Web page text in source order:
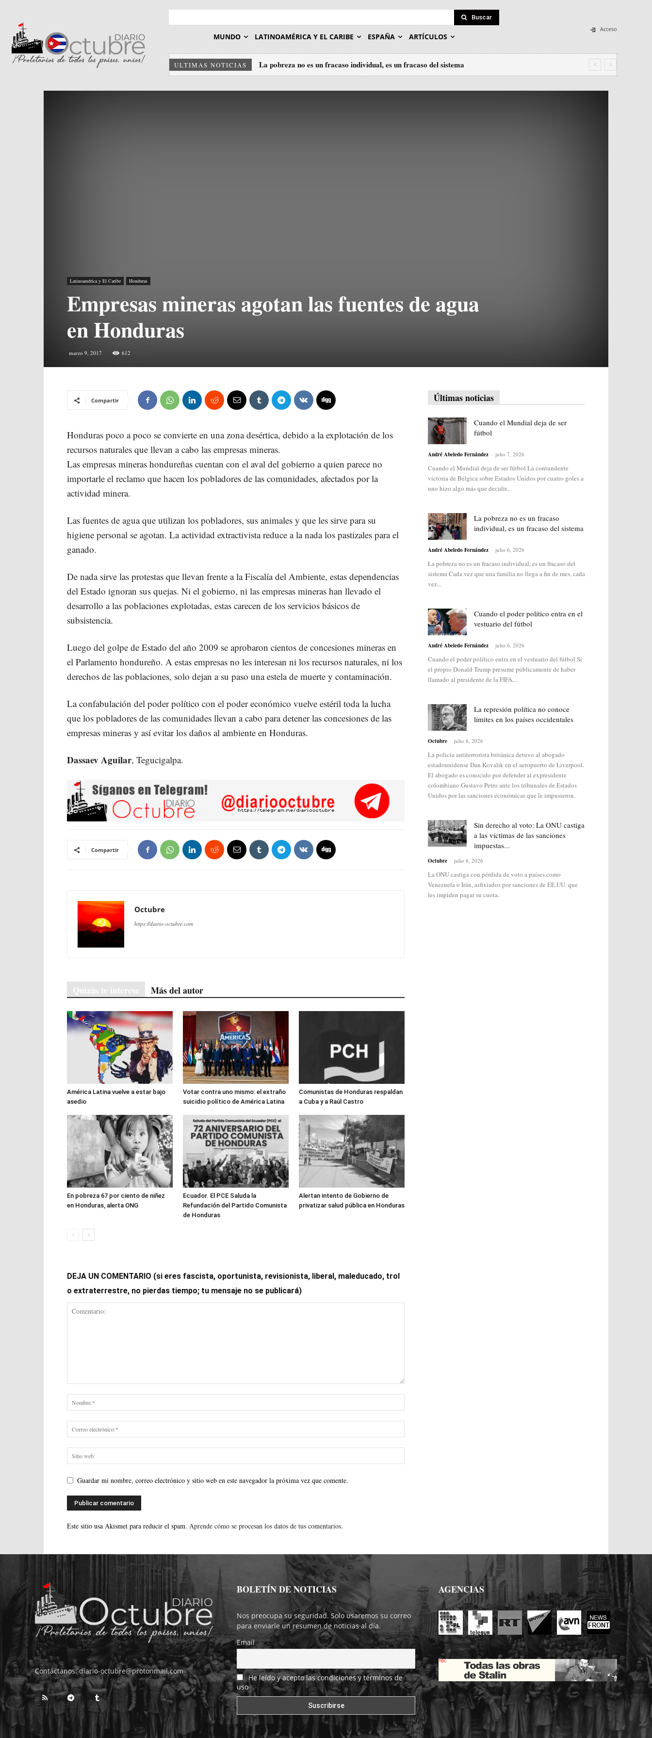
Buscar
MUNDO LATINOAMÉRICA Y EL CARIBE ESPAÑA ARTÍCULOS
Acceso
ULTIMAS NOTICIAS La pobreza no es un fracaso individual, es un fracaso del sistema
Latinoamérica y El Caribe Honduras
Empresas mineras agotan las fuentes de agua
en Honduras
marzo 9, 2017 612
Compartir
Honduras poco a poco se convierte en una zona desértica, debido a la explotación de los
recursos naturales que llevan a cabo las empresas mineras.
Las empresas mineras hondureñas cuentan con el aval del gobierno a quien parece no
importarle el reclamo que hacen los pobladores de las comunidades, afectados por la
actividad minera.
Las fuentes de agua que utilizan los pobladores, sus animales y que les sirve para su
higiene personal se agotan. La actividad extractivista reduce a la nada los pastizales para el
ganado.
De nada sirve las protestas que llevan frente a la Fiscalía del Ambiente, estas dependencias
del Estado ignoran sus quejas. Ni el gobierno, ni las empresas mineras han llevado el
desarrollo a las poblaciones explotadas, estas carecen de los servicios básicos de
subsistencia.
Luego del golpe de Estado del año 2009 se aprobaron cientos de concesiones mineras en
el Parlamento hondureño. A estas empresas no les interesan ni los recursos naturales, ni los
derechos de las poblaciones, solo dejan a su paso una estela de muerte y contaminación.
La confabulación del poder político con el poder económico vuelve estéril toda la lucha
que los pobladores de las comunidades llevan a cabo para detener las concesiones de las
empresas mineras y así evitar los daños al ambiente en Honduras.
Dassaev Aguilar, Tegucigalpa.
Compartir
Octubre
https://diario-octubre.com
Quizás te interese Más del autor
América Latina vuelve a estar bajo
asedio
Votar contra uno mismo: el extraño
suicidio político de América Latina
Comunistas de Honduras respaldan
a Cuba y a Raúl Castro
En pobreza 67 por ciento de niñez
en Honduras, alerta ONG
Ecuador. El PCE Saluda la
Refundación del Partido Comunista
de Honduras
Alertan intento de Gobierno de
privatizar salud pública en Honduras
DEJA UN COMENTARIO (si eres fascista, oportunista, revisionista, liberal, maleducado, trol
o extraterrestre, no pierdas tiempo; tu mensaje no se publicará)
Guardar mi nombre, correo electrónico y sitio web en este navegador la próxima vez que comente.
Este sitio usa Akismet para reducir el spam. Aprende cómo se procesan los datos de tus comentarios.
Últimas noticias
Cuando el Mundial deja de ser
fútbol
André Abeledo Fernández - julio 7, 2026
Cuando el Mundial deja de ser fútbol La contundente
victoria de Bélgica sobre Estados Unidos por cuatro goles a
uno hizo algo más que decidir...
La pobreza no es un fracaso
individual, es un fracaso del sistema
André Abeledo Fernández - julio 6, 2026
La pobreza no es un fracaso individual, es un fracaso del
sistema Cada vez que una familia no llega a fin de mes, cada
vez...
Cuando el poder político entra en el
vestuario del fútbol
André Abeledo Fernández - julio 6, 2026
Cuando el poder político entra en el vestuario del fútbol Si
el propio Donald Trump presume públicamente de haber
llamado al presidente de la FIFA,...
La represión política no conoce
límites en los países occidentales
Octubre - julio 6, 2026
La policía antiterrorista británica detuvo al abogado
estadounidense Dan Kovalik en el aeropuerto de Liverpool.
El abogado es conocido por defender al expresidente
colombiano Gustavo Petro ante los tribunales de Estados
Unidos por las sanciones económicas que le impusieron.
Sin derecho al voto: La ONU castiga
a las víctimas de las sanciones
impuestas...
Octubre - julio 6, 2026
La ONU castiga con pérdida de voto a países como
Venezuela o Irán, asfixiados por sanciones de EE.UU. que
les impiden pagar su cuota.
Contáctanos:diario-octubre@protonmail.com
BOLETÍN DE NOTICIAS
Nos preocupa su seguridad. Solo usaremos su correo
para enviarle un resumen de noticias al día.
Email
He leído y acepto las condiciones y términos de
uso
AGENCIAS